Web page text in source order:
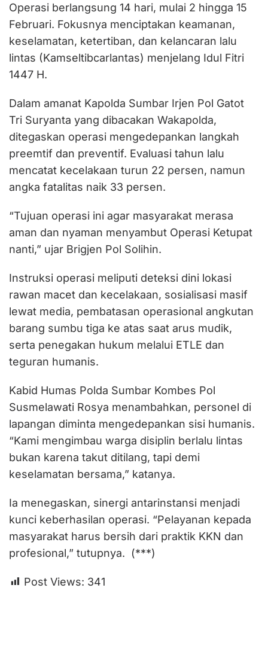
Operasi berlangsung 14 hari, mulai 2 hingga 15
Februari. Fokusnya menciptakan keamanan,
keselamatan, ketertiban, dan kelancaran lalu
lintas (Kamseltibcarlantas) menjelang Idul Fitri
1447 H.
Dalam amanat Kapolda Sumbar Irjen Pol Gatot
Tri Suryanta yang dibacakan Wakapolda,
ditegaskan operasi mengedepankan langkah
preemtif dan preventif. Evaluasi tahun lalu
mencatat kecelakaan turun 22 persen, namun
angka fatalitas naik 33 persen.
“Tujuan operasi ini agar masyarakat merasa
aman dan nyaman menyambut Operasi Ketupat
nanti,” ujar Brigjen Pol Solihin.
Instruksi operasi meliputi deteksi dini lokasi
rawan macet dan kecelakaan, sosialisasi masif
lewat media, pembatasan operasional angkutan
barang sumbu tiga ke atas saat arus mudik,
serta penegakan hukum melalui ETLE dan
teguran humanis.
Kabid Humas Polda Sumbar Kombes Pol
Susmelawati Rosya menambahkan, personel di
lapangan diminta mengedepankan sisi humanis.
“Kami mengimbau warga disiplin berlalu lintas
bukan karena takut ditilang, tapi demi
keselamatan bersama,” katanya.
Ia menegaskan, sinergi antarinstansi menjadi
kunci keberhasilan operasi. “Pelayanan kepada
masyarakat harus bersih dari praktik KKN dan
profesional,” tutupnya. (***)
Post Views: 341